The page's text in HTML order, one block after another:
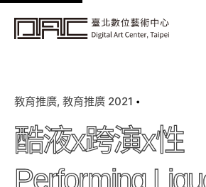
k
c
o
教育推廣 教育推廣 2021
酷液x跨演x性
Performing